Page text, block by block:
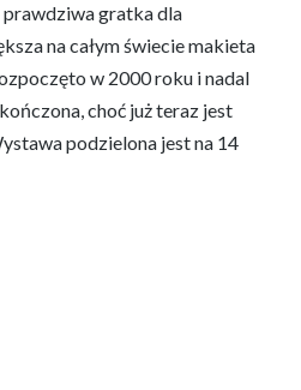
gratka dla
na całym świecie makieta
w 2000 roku i nadal
choć już teraz jest
podzielona jest na 14